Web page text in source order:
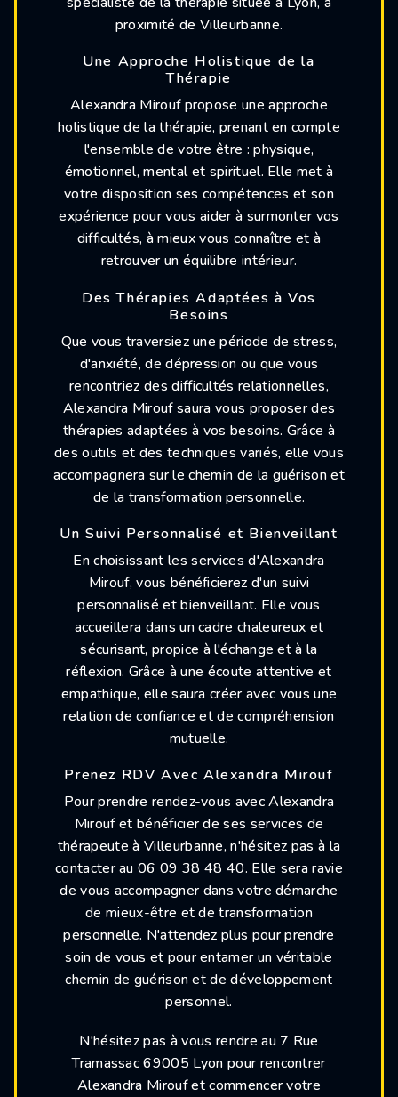
proximité de Villeurbanne.
Une Approche Holistique de la
Thérapie
Alexandra Mirouf propose une approche
holistique de la thérapie, prenant en compte
l'ensemble de votre être : physique,
émotionnel, mental et spirituel. Elle met à
votre disposition ses compétences et son
expérience pour vous aider à surmonter vos
difficultés, à mieux vous connaître et à
retrouver un équilibre intérieur.
Des Thérapies Adaptées à Vos
Besoins
Que vous traversiez une période de stress,
d'anxiété, de dépression ou que vous
rencontriez des difficultés relationnelles,
Alexandra Mirouf saura vous proposer des
thérapies adaptées à vos besoins. Grâce à
des outils et des techniques variés, elle vous
accompagnera sur le chemin de la guérison et
de la transformation personnelle.
Un Suivi Personnalisé et Bienveillant
En choisissant les services d'Alexandra
Mirouf, vous bénéficierez d'un suivi
personnalisé et bienveillant. Elle vous
accueillera dans un cadre chaleureux et
sécurisant, propice à l'échange et à la
réflexion. Grâce à une écoute attentive et
empathique, elle saura créer avec vous une
relation de confiance et de compréhension
mutuelle.
Prenez RDV Avec Alexandra Mirouf
Pour prendre rendez-vous avec Alexandra
Mirouf et bénéficier de ses services de
thérapeute à Villeurbanne, n'hésitez pas à la
contacter au 06 09 38 48 40. Elle sera ravie
de vous accompagner dans votre démarche
de mieux-être et de transformation
personnelle. N'attendez plus pour prendre
soin de vous et pour entamer un véritable
chemin de guérison et de développement
personnel.
N'hésitez pas à vous rendre au 7 Rue
Tramassac 69005 Lyon pour rencontrer
Alexandra Mirouf et commencer votre